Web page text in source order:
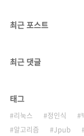
최근 포스트
최근 댓글
태그
리눅스 정인식
알고리즘
Jpub